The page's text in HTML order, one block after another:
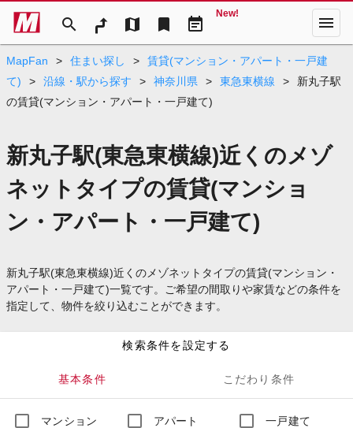
search map bookmark event_note
New! menu
MapFan > 住まい探し >
賃貸(マンション・アパート・一戸建
て)
> 沿線・駅から探す > 神奈川県 > 東急東横線 >
新丸子駅
の賃貸(マンション・アパート・一戸建て)
新丸子駅(東急東横線)近くのメゾ
ネットタイプの賃貸(マンショ
ン・アパート・一戸建て)
新丸子駅(東急東横線)近くのメゾネットタイプの賃貸(マンション・
アパート・一戸建て)一覧です。ご希望の間取りや家賃などの条件を
指定して、物件を絞り込むことができます。
検索条件を設定する
基本条件 こだわり条件
マンション アパート 一戸建て